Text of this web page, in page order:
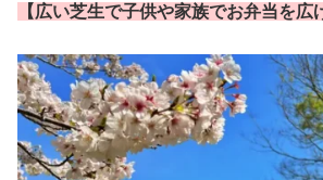
【広い芝生で子供や家族でお弁当を広